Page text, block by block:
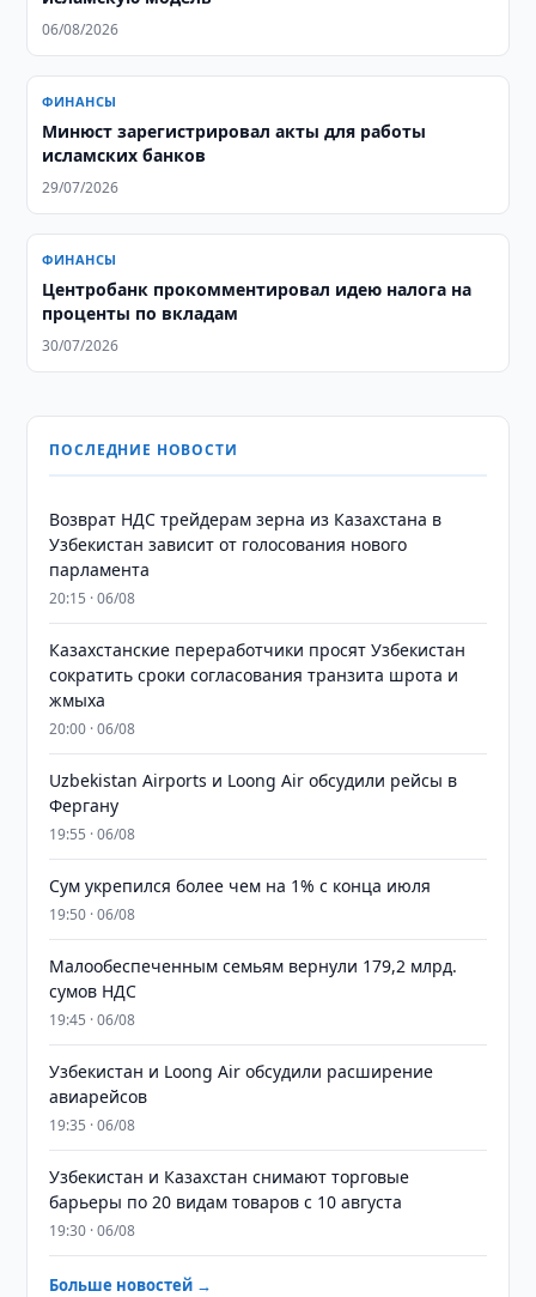
06/08/2026
ФИНАНСЫ
Минюст зарегистрировал акты для работы
исламских банков
29/07/2026
ФИНАНСЫ
Центробанк прокомментировал идею налога на
проценты по вкладам
30/07/2026
ПОСЛЕДНИЕ НОВОСТИ
Возврат НДС трейдерам зерна из Казахстана в
Узбекистан зависит от голосования нового
парламента
20:15 · 06/08
Казахстанские переработчики просят Узбекистан
сократить сроки согласования транзита шрота и
жмыха
20:00 · 06/08
Uzbekistan Airports и Loong Air обсудили рейсы в
Фергану
19:55 · 06/08
Сум укрепился более чем на 1% с конца июля
19:50 · 06/08
Малообеспеченным семьям вернули 179,2 млрд.
сумов НДС
19:45 · 06/08
Узбекистан и Loong Air обсудили расширение
авиарейсов
19:35 · 06/08
Узбекистан и Казахстан снимают торговые
барьеры по 20 видам товаров с 10 августа
19:30 · 06/08
Больше новостей →